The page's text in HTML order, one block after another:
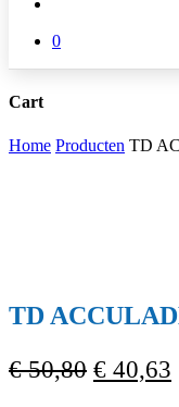
0
Cart
Close
Home Producten TD
TD
€50,80 € 40,63